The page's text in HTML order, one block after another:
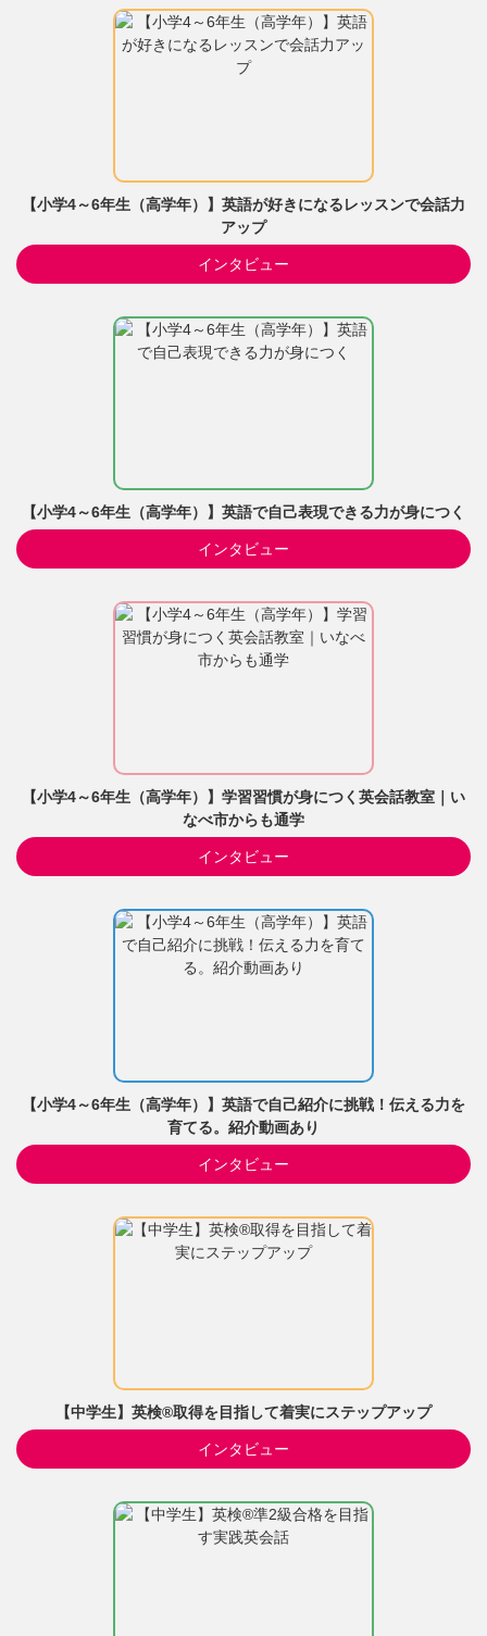
【小学4～6年生（高学年）】英語が好きになるレッスンで会話力
アップ
インタビュー
【小学4～6年生（高学年）】英語で自己表現できる力が身につく
インタビュー
【小学4～6年生（高学年）】学習習慣が身につく英会話教室｜い
なべ市からも通学
インタビュー
【小学4～6年生（高学年）】英語で自己紹介に挑戦！伝える力を
育てる。紹介動画あり
インタビュー
【中学生】英検®取得を目指して着実にステップアップ
インタビュー